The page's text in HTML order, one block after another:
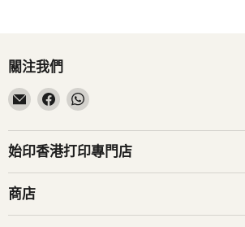
關注我們
在
子
郵
找
到
在
Facebook
找
到
在
找
到
始印香港打印專門店
商店